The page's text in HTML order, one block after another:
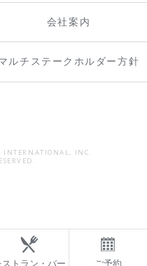
会社案内
ルチステークホルダー方針
INTERNATIONAL, INC.
ストラン・バー ご予約